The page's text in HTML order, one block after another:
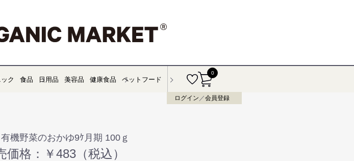
ク 食品 日用品 美容品 健康食品 ペットフード
0
ログイン ／会員登録
機野菜のおかゆ9ｹ月期 100ｇ
価格：￥483（税込）